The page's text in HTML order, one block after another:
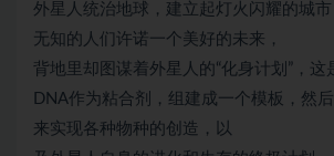
外星人统治地球，建立起灯火闪耀的城
无知的人们许诺一个美好的未来，
背地里却图谋着外星人的“化身计划”，这
DNA作为粘合剂，组建成一个模板，然
来实现各种物种的创造，以